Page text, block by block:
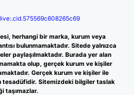
herhangi bir marka, kurum veya
bulunmamaktadır. Sitede yalnızca
paylaşılmaktadır. Burada yer alan
olup, gerçek kurum ve kişiler
Gerçek kurum ve kişiler ile
tesadüfidir. Sitemizdeki bilgiler taslak
taşımazlar.